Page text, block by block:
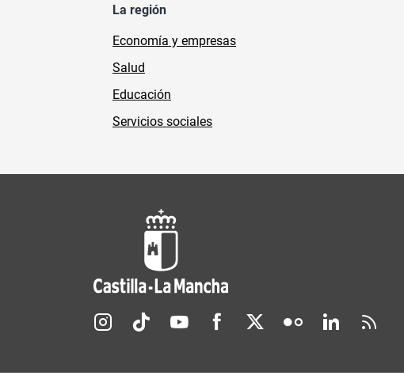
La región
Economía y empresas
Salud
Educación
Servicios sociales
Redes sociales JCCM